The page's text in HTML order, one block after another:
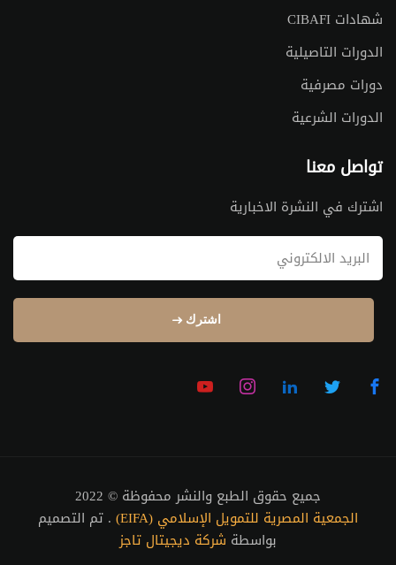
شهادات CIBAFI
الدورات التاصيلية
دورات مصرفية
الدورات الشرعية
تواصل معنا
اشترك في النشرة الاخبارية
اشترك
جميع حقوق الطبع والنشر محفوظة © 2022
الجمعية المصرية للتمويل الإسلامي (EIFA)
. تم التصميم
بواسطة شركة ديجيتال تاجز